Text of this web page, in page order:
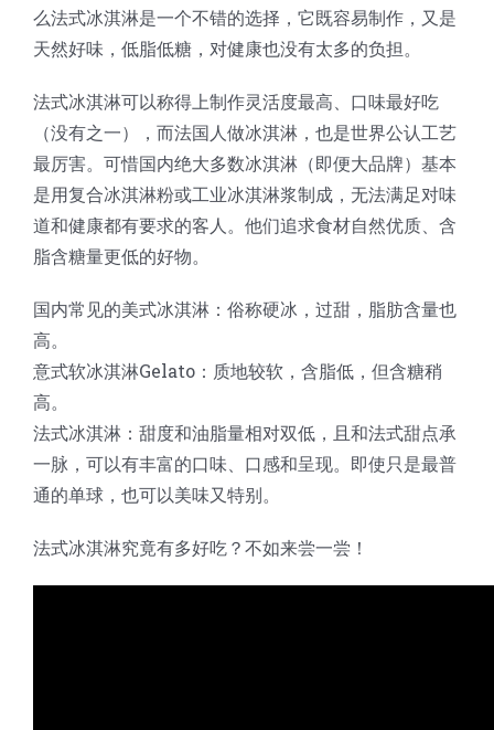
么法式冰淇淋是一个不错的选择，它既容易制作，又是
天然好味，低脂低糖，对健康也没有太多的负担。
法式冰淇淋可以称得上制作灵活度最高、口味最好吃
（没有之一），而法国人做冰淇淋，也是世界公认工艺
最厉害。可惜国内绝大多数冰淇淋（即便大品牌）基本
是用复合冰淇淋粉或工业冰淇淋浆制成，无法满足对味
道和健康都有要求的客人。他们追求食材自然优质、含
脂含糖量更低的好物。
国内常见的美式冰淇淋：俗称硬冰，过甜，脂肪含量也
高。
意式软冰淇淋Gelato：质地较软，含脂低，但含糖稍
高。
法式冰淇淋：甜度和油脂量相对双低，且和法式甜点承
一脉，可以有丰富的口味、口感和呈现。即使只是最普
通的单球，也可以美味又特别。
法式冰淇淋究竟有多好吃？不如来尝一尝！